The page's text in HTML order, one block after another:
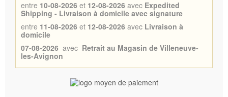
entre 10-08-2026 et 12-08-2026 avec Expedited
Shipping - Livraison à domicile avec signature
entre 11-08-2026 et 12-08-2026 avec Livraison à
domicile
07-08-2026 avec Retrait au Magasin de Villeneuve-
les-Avignon